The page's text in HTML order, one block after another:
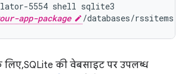
5554 shell sqlite3
app-package /databases/
लिए, SQLite की वेबसाइट पर उपलब्ध